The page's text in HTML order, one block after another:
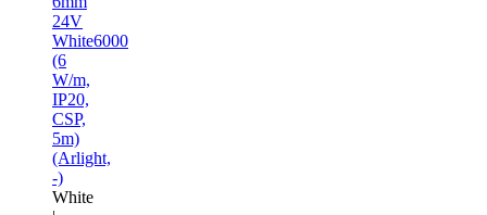
24V
White6000
(6
W/m,
IP20,
CSP,
5m)
(Arlight,
-)
White